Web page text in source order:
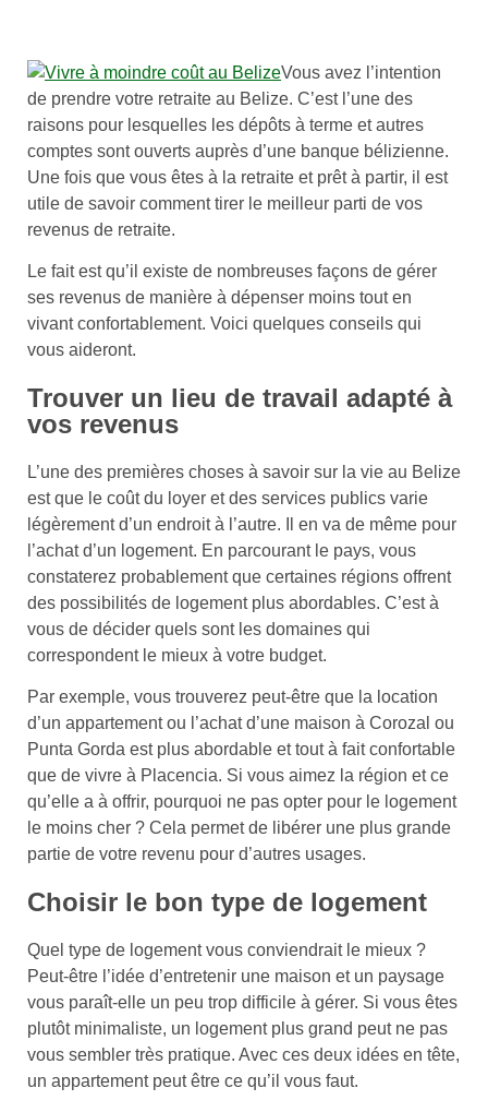
Vous avez l’intention
de prendre votre retraite au Belize. C’est l’une des
raisons pour lesquelles les dépôts à terme et autres
comptes sont ouverts auprès d’une banque bélizienne.
Une fois que vous êtes à la retraite et prêt à partir, il est
utile de savoir comment tirer le meilleur parti de vos
revenus de retraite.
Le fait est qu’il existe de nombreuses façons de gérer
ses revenus de manière à dépenser moins tout en
vivant confortablement. Voici quelques conseils qui
vous aideront.
Trouver un lieu de travail adapté à
vos revenus
L’une des premières choses à savoir sur la vie au Belize
est que le coût du loyer et des services publics varie
légèrement d’un endroit à l’autre. Il en va de même pour
l’achat d’un logement. En parcourant le pays, vous
constaterez probablement que certaines régions offrent
des possibilités de logement plus abordables. C’est à
vous de décider quels sont les domaines qui
correspondent le mieux à votre budget.
Par exemple, vous trouverez peut-être que la location
d’un appartement ou l’achat d’une maison à Corozal ou
Punta Gorda est plus abordable et tout à fait confortable
que de vivre à Placencia. Si vous aimez la région et ce
qu’elle a à offrir, pourquoi ne pas opter pour le logement
le moins cher ? Cela permet de libérer une plus grande
partie de votre revenu pour d’autres usages.
Choisir le bon type de logement
Quel type de logement vous conviendrait le mieux ?
Peut-être l’idée d’entretenir une maison et un paysage
vous paraît-elle un peu trop difficile à gérer. Si vous êtes
plutôt minimaliste, un logement plus grand peut ne pas
vous sembler très pratique. Avec ces deux idées en tête,
un appartement peut être ce qu’il vous faut.